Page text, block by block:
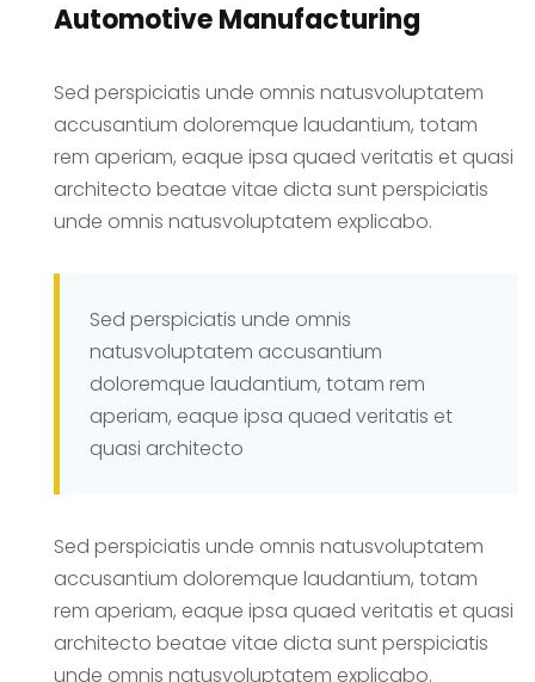
Automotive Manufacturing
Sed perspiciatis unde omnis natusvoluptatem
accusantium doloremque laudantium, totam
rem aperiam, eaque ipsa quaed veritatis et quasi
architecto beatae vitae dicta sunt perspiciatis
unde omnis natusvoluptatem explicabo.
Sed perspiciatis unde omnis
natusvoluptatem accusantium
doloremque laudantium, totam rem
aperiam, eaque ipsa quaed veritatis et
quasi architecto
Sed perspiciatis unde omnis natusvoluptatem
accusantium doloremque laudantium, totam
rem aperiam, eaque ipsa quaed veritatis et quasi
architecto beatae vitae dicta sunt perspiciatis
unde omnis natusvoluptatem explicabo.